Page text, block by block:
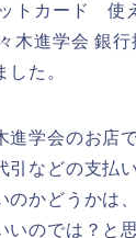
トカード 使
木進学会 銀
た。
進学会のお店
引などの支払
のかどうかは
いのでは？と